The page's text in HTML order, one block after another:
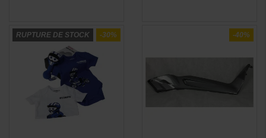
-30%
RUPTURE DE STOCK -40%